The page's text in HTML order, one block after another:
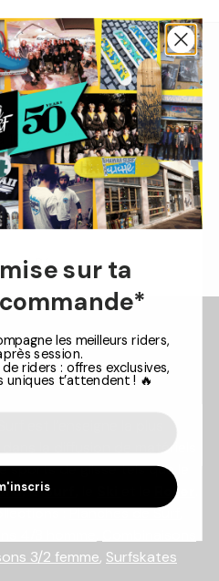
de Passionnés
78 06 00
Sécurisé
10 x
Faciles
/ Réponses
la diffusion de matériels
sports de glisse tels que le
,le Surf Roller
:Planches de Surf
3/2 femme, Surfskates
sur ta
les meilleurs riders,
session.
riders : offres exclusives,
t’attendent ! 🔥